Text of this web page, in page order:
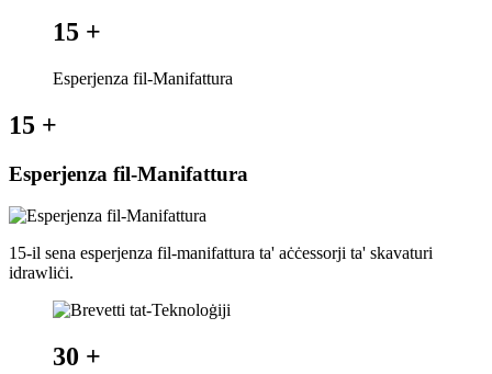
15 +
Esperjenza fil-Manifattura
15 +
Esperjenza fil-Manifattura
15-il sena esperjenza fil-manifattura ta' aċċessorji ta' skavaturi
idrawliċi.
30 +